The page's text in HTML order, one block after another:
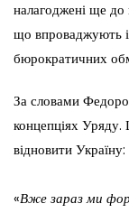
налагоджені ще
що впроваджують
бюрократичних
За словами
концепціях
відновити Україну:
«Вже зараз ми